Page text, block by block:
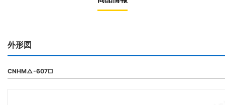
外形図
CNHM△-607□